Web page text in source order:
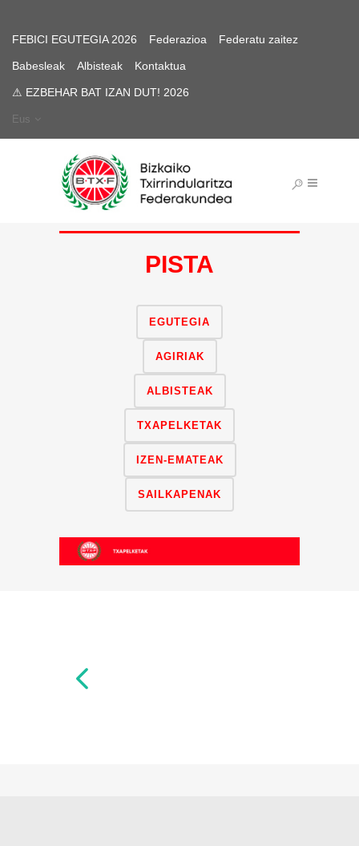
FEBICI EGUTEGIA 2026 Federazioa Federatu zaitez
Babesleak Albisteak Kontaktua
⚠ EZBEHAR BAT IZAN DUT! 2026
Eus
PISTA
EGUTEGIA
AGIRIAK
ALBISTEAK
TXAPELKETAK
IZEN-EMATEAK
SAILKAPENAK